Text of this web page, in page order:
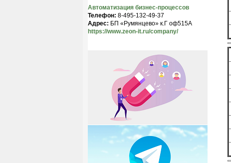
Автоматизация бизнес-процессов
Телефон: 8-495-132-49-37
Адрес: БП «Румянцево» к.Г оф515A
https://www.zeon-it.ru/company/